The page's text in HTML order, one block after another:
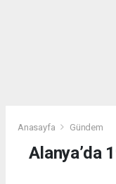
Anasayfa Gündem
Alanya’da